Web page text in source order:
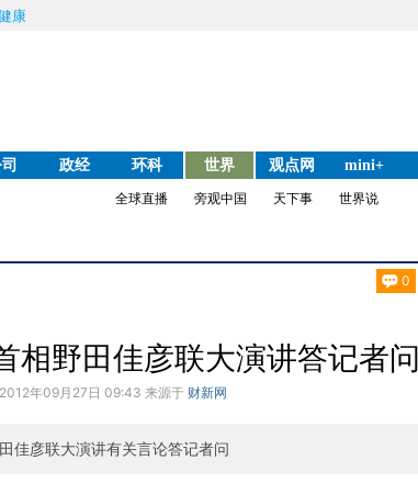
康
政经 环科 世界 观点网 mini+
全球直播
旁观中国 天下事 世界说
0
相野田佳彦联大演讲答记者问
2012年09月27日 09:43 来源于 财新网
佳彦联大演讲有关言论答记者问